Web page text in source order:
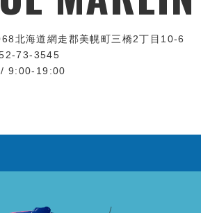
北海道網走郡美幌町三橋2丁目10-6
73-3545
/ 9:00-19:00